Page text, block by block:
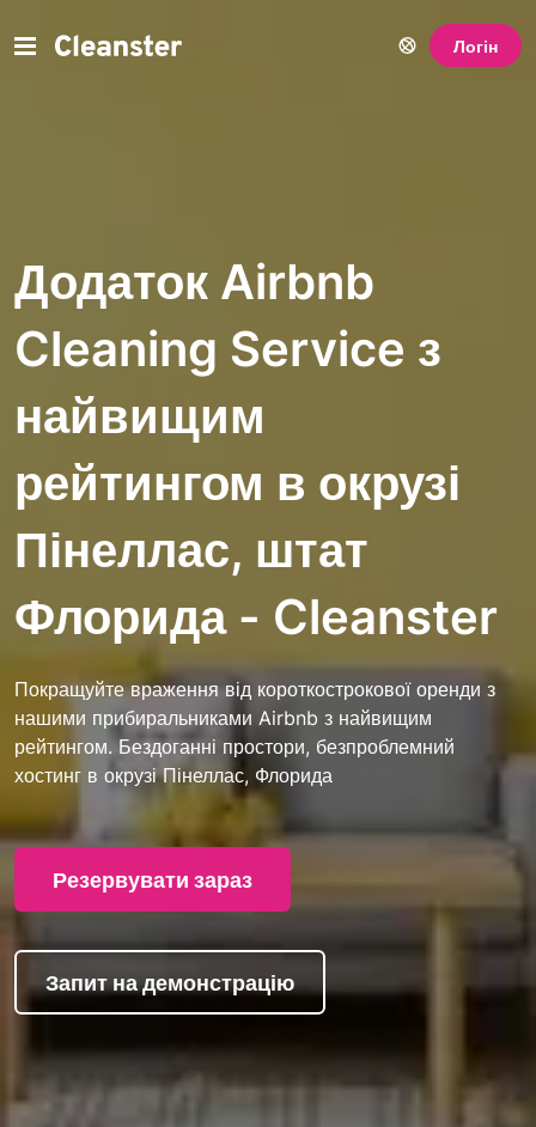
Логін
Додаток Airbnb
Cleaning Service з
найвищим
рейтингом в окрузі
Пінеллас, штат
Флорида - Cleanster
Покращуйте враження від короткострокової оренди з
нашими прибиральниками Airbnb з найвищим
рейтингом. Бездоганні простори, безпроблемний
хостинг в окрузі Пінеллас, Флорида
Резервувати зараз
Запит на демонстрацію